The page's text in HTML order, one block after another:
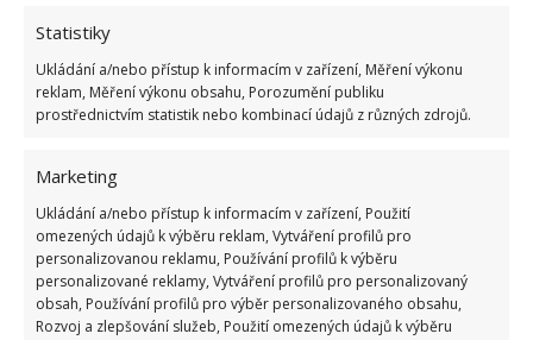
Statistiky
Ukládání a/nebo přístup k informacím v zařízení, Měření výkonu
reklam, Měření výkonu obsahu, Porozumění publiku
prostřednictvím statistik nebo kombinací údajů z různých zdrojů.
Marketing
Ukládání a/nebo přístup k informacím v zařízení, Použití
omezených údajů k výběru reklam, Vytváření profilů pro
personalizovanou reklamu, Používání profilů k výběru
personalizované reklamy, Vytváření profilů pro personalizovaný
obsah, Používání profilů pro výběr personalizovaného obsahu,
Rozvoj a zlepšování služeb, Použití omezených údajů k výběru
OBLÍBENÉ ČLÁNKY
Pokuta až 10 000 Kč hrozí za nesprávné sekání i
nesekání trávy. Záleží i na prostředku a lokaci
Kvíz na téma pionýrské tábory za socialismu:
Kdo je zažil, bez problému získá 12 ze 12 bodů
12.5.2026
Test znalostí o každodenní realitě za